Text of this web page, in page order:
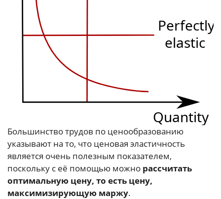
Большинство трудов по ценообразованию
указывают на то, что ценовая эластичность
является очень полезным показателем,
поскольку с её помощью можно рассчитать
оптимальную цену, то есть цену,
максимизирующую маржу.